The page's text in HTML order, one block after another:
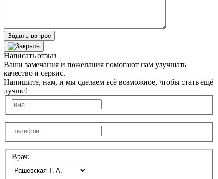
Задать вопрос
Написать отзыв
Ваши замечания и пожелания помогают нам улучшать
качество и сервис.
Напишите, нам, и мы сделаем всё возможное, чтобы стать ещё
лучше!
Врач: